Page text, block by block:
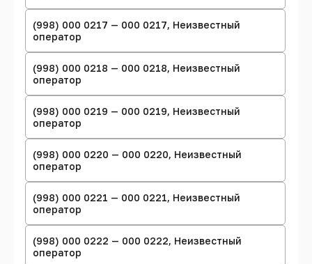
(998) 000 0217 — 000 0217, Неизвестный
оператор
(998) 000 0218 — 000 0218, Неизвестный
оператор
(998) 000 0219 — 000 0219, Неизвестный
оператор
(998) 000 0220 — 000 0220, Неизвестный
оператор
(998) 000 0221 — 000 0221, Неизвестный
оператор
(998) 000 0222 — 000 0222, Неизвестный
оператор